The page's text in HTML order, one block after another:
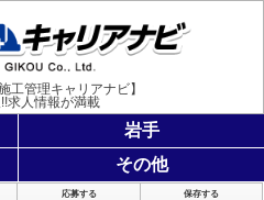
工管理キャリアナビ】
求人情報が満載
岩手
その他
応募する 保存する